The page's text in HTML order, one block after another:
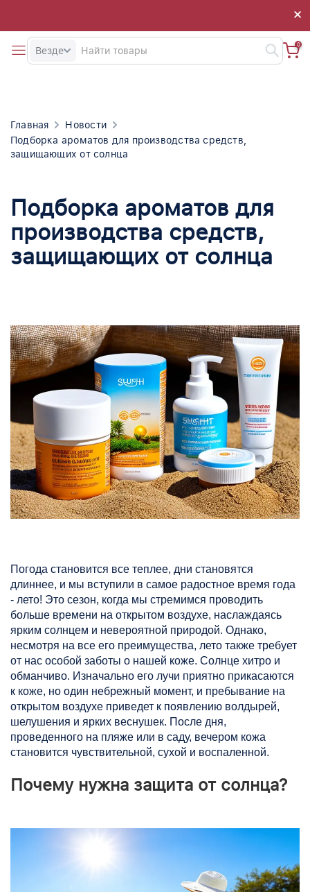
×
×
Везде
0
Главная
Новости
Подборка ароматов для производства средств,
защищающих от солнца
Подборка ароматов для
производства средств,
защищающих от солнца
Погода становится все теплее, дни становятся
длиннее, и мы вступили в самое радостное время года
- лето! Это сезон, когда мы стремимся проводить
больше времени на открытом воздухе, наслаждаясь
ярким солнцем и невероятной природой. Однако,
несмотря на все его преимущества, лето также требует
от нас особой заботы о нашей коже. Солнце хитро и
обманчиво. Изначально его лучи приятно прикасаются
к коже, но один небрежный момент, и пребывание на
открытом воздухе приведет к появлению волдырей,
шелушения и ярких веснушек. После дня,
проведенного на пляже или в саду, вечером кожа
становится чувствительной, сухой и воспаленной.
Почему нужна защита от солнца?